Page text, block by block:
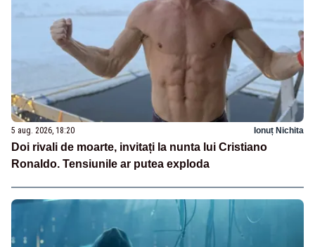
5 aug. 2026, 18:20 Ionuț Nichita
Doi rivali de moarte, invitați la nunta lui Cristiano
Ronaldo. Tensiunile ar putea exploda